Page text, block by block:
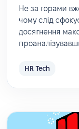
Не за горами
чому слід
досягнення
HR Tech